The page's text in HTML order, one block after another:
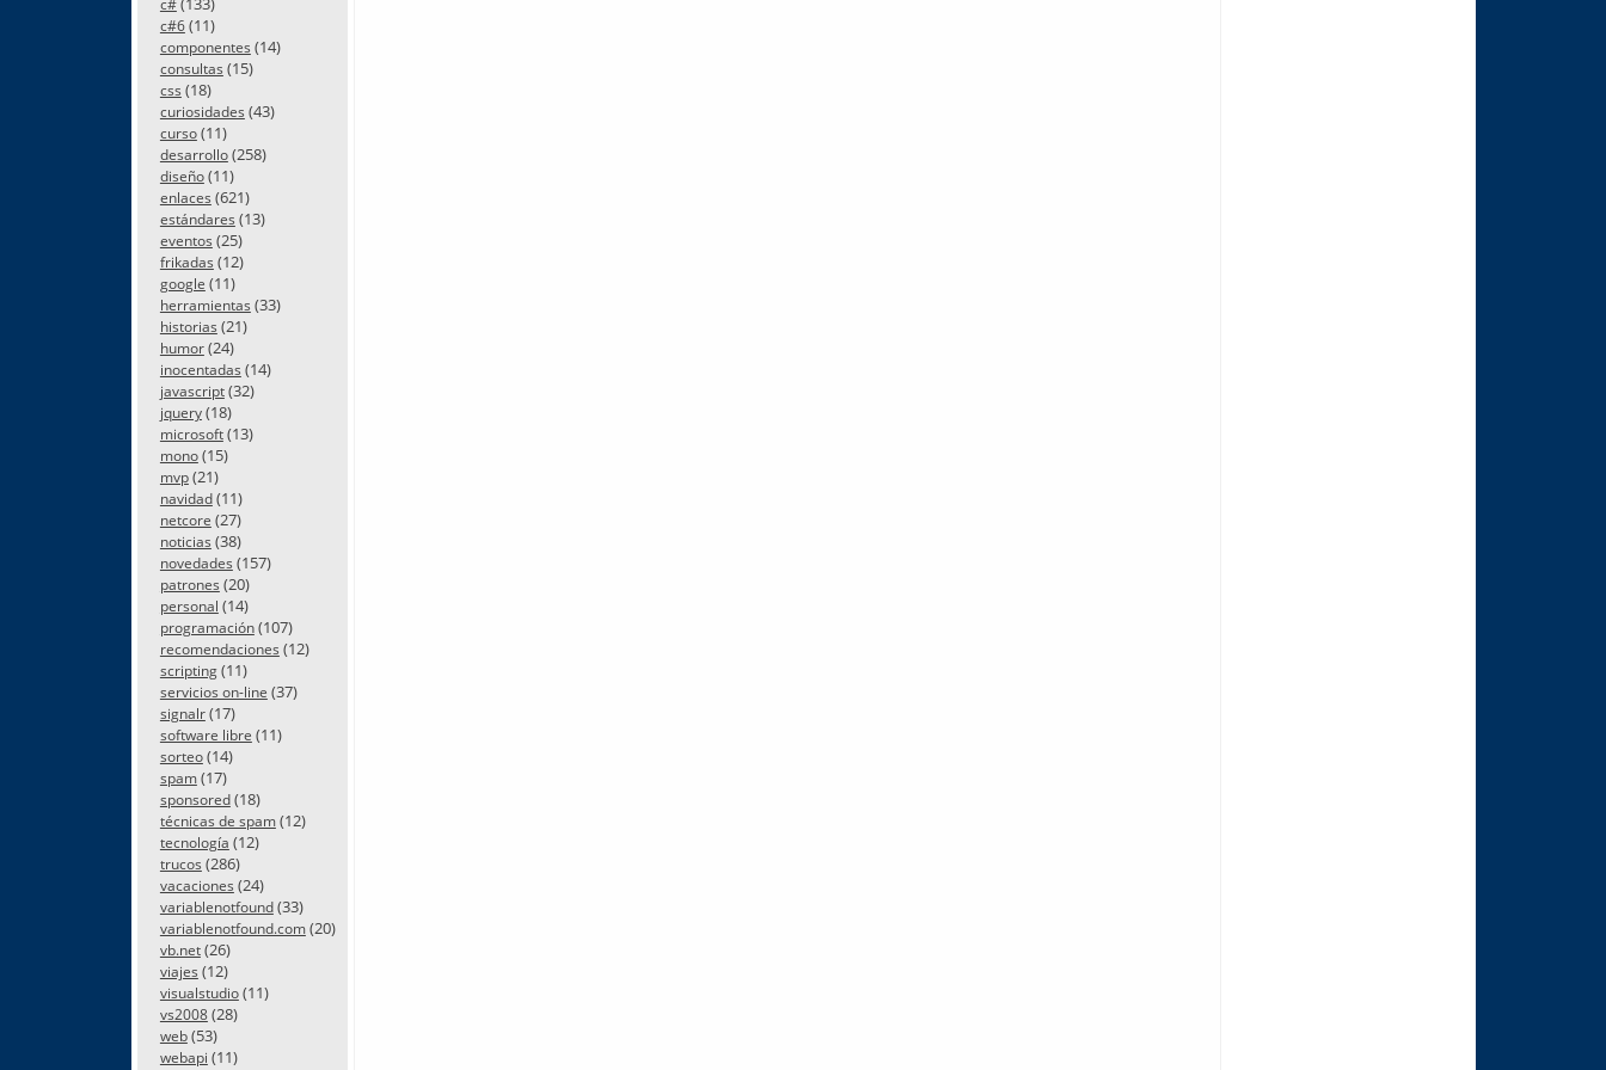
c#
c#6(11)
componentes (14)
consultas (15)
css (18)
curiosidades (43)
curso(11)
desarrollo(258)
diseño(11)
enlaces (621)
estándares (13)
eventos (25)
frikadas (12)
google (11)
herramientas (33)
historias (21)
humor(24)
inocentadas (14)
javascript(32)
jquery(18)
microsoft(13)
mono(15)
mvp(21)
navidad(11)
netcore (27)
noticias (38)
novedades (157)
patrones (20)
personal (14)
programación(107)
recomendaciones (12)
scripting(11)
servicios on-line (37)
signalr(17)
software libre (11)
sorteo(14)
spam(17)
sponsored(18)
técnicas de spam(12)
tecnología (12)
trucos (286)
vacaciones (24)
variablenotfound(33)
variablenotfound.com(20)
vb.net(26)
viajes (12)
visualstudio(11)
vs2008(28)
web(53)
webapi (11)